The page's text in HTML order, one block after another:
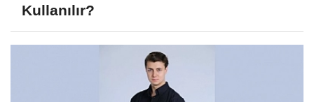
Kullanılır?